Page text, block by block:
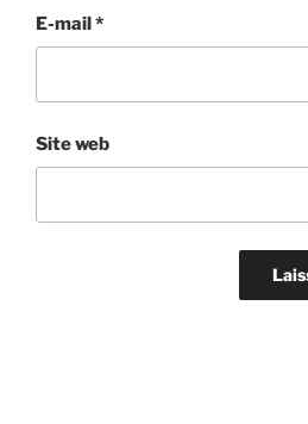
E-mail*
Site web